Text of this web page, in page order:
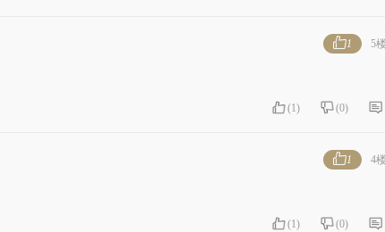
5楼
1
(1) (0)
4楼
1
(1) (0)